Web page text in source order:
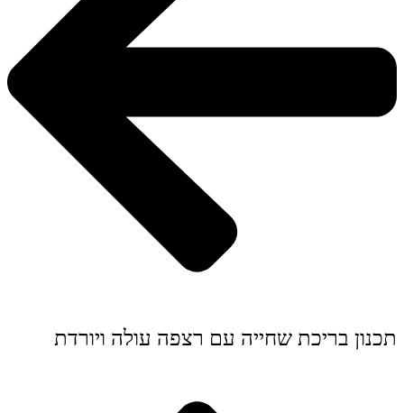
תכנון בריכת שחייה עם רצפה עולה ויורדת